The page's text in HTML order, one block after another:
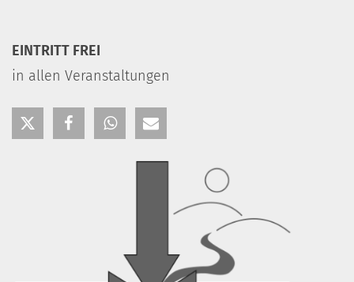
EINTRITT FREI
in allen Veranstaltungen